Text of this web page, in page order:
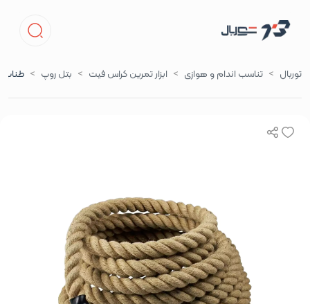
توربال تناسب اندام و هوازی ابزار تمرین کراس فیت بتل روپ طناب